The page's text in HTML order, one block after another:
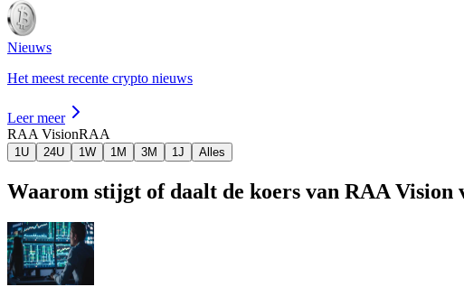
Nieuws
Het meest recente crypto nieuws
Leer meer
RAA VisionRAA
1U 24U 1W 1M 3M 1J Alles
Waarom stijgt of daalt de koers van RAA Vision